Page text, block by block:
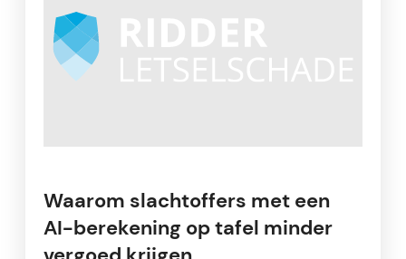
Waarom slachtoffers met een
AI-berekening op tafel minder